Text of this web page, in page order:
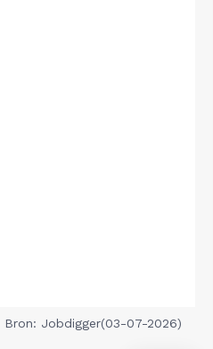
Bron: Jobdigger(03-07-2026)